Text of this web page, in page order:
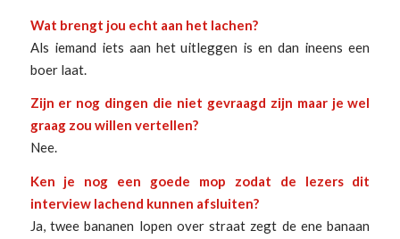
Wat brengt jou echt aan het lachen?
Als iemand iets aan het uitleggen is en dan ineens een
boer laat.
Zijn er nog dingen die niet gevraagd zijn maar je wel
graag zou willen vertellen?
Nee.
Ken je nog een goede mop zodat de lezers dit
interview lachend kunnen afsluiten?
Ja, twee bananen lopen over straat zegt de ene banaan